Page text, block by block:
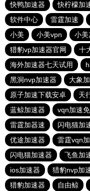
快鸭加速器
快柠檬加
软件中心
雷霆加速
小美
小美vpn 小美
猎豹vp加速器官网
十
海外加速器七天试用
黑洞nvp加速器
大象
原子加速下载安卓
天
蓝鲸加速器
vqn加速
雷霆加器速
闪电猫加
优途加速器
雷霆vqn
闪电猫加速器
飞鱼加
ios加速器
猎豹nvp加
猎豹加速器
自由鲸